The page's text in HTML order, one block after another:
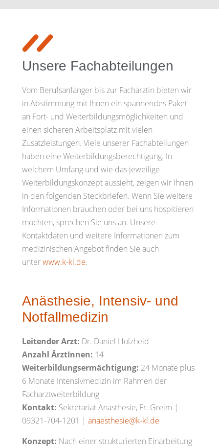
Unsere Fachabteilungen
Vom Berufsanfänger bis zur Fachärztin bieten wir
in Abstimmung mit Ihnen ein spannendes Paket
an Fort- und Weiterbildungsmöglichkeiten und
einen sicheren Arbeitsplatz mit vielen
Zusatzleistungen. Viele unserer Fachabteilungen
haben eine Weiterbildungsberechtigung. In
welchem Umfang und wie das jeweilige
Weiterbildungskonzept aussieht, zeigen wir Ihnen
in den folgenden Steckbriefen. Wenn Sie weitere
Informationen brauchen oder bei uns hospitieren
möchten, sprechen Sie uns an. Unsere
Kontaktdaten und weitere Informationen zum
medizinischen Angebot finden Sie auch
unterwww.k-kl.de.
Anästhesie, Intensiv- und
Notfallmedizin
Leitender Arzt: Dr. Daniel Holzheid
Anzahl ÄrztInnen: 14
Weiterbildungsermächtigung: 24 Monate plus
6 Monate Intensivmedizin im Rahmen der
Facharztweiterbildung
Kontakt: Sekretariat Anästhesie, Fr. Greim |
09321-704-1201 | anaesthesie@k-kl.de
Konzept: Nach einer strukturierten Einarbeitung